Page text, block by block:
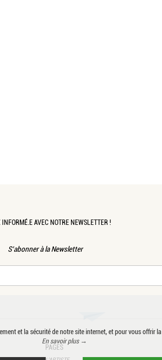
et la sécurité de notre site internet, et pour vous offrir
En savoir plus →
INFORMÉ.E AVEC NOTRE NEWSLETTER !
S’abonner à la Newsletter
PAGES